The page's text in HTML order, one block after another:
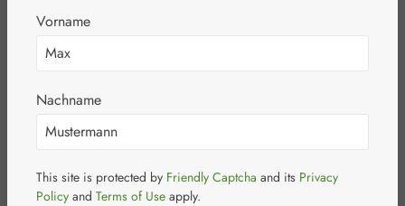
Gluco Schutz
Chelat Junek
Kapseln
Vorname
Nachname
This site is protected by Friendly Captcha and its Privacy
Policy and Terms of Use apply.